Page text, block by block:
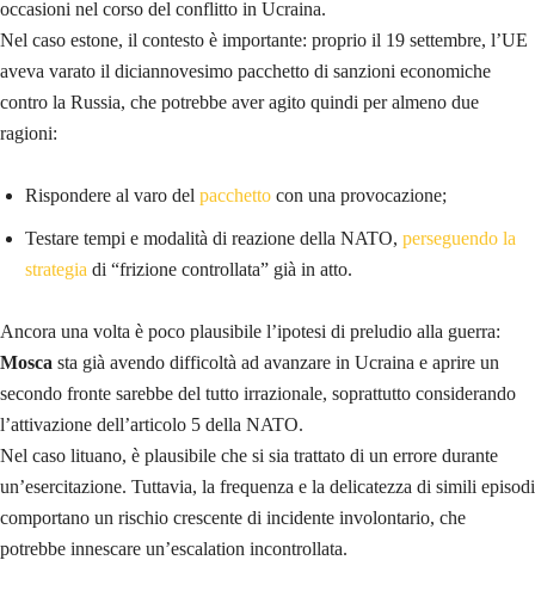
occasioni nel corso del conflitto in Ucraina.
Nel caso estone, il contesto è importante: proprio il 19 settembre, l’UE
aveva varato il diciannovesimo pacchetto di sanzioni economiche
contro la Russia, che potrebbe aver agito quindi per almeno due
ragioni:
Rispondere al varo del pacchetto con una provocazione;
Testare tempi e modalità di reazione della NATO, perseguendo la
strategia di “frizione controllata” già in atto.
Ancora una volta è poco plausibile l’ipotesi di preludio alla guerra:
Mosca sta già avendo difficoltà ad avanzare in Ucraina e aprire un
secondo fronte sarebbe del tutto irrazionale, soprattutto considerando
l’attivazione dell’articolo 5 della NATO.
Nel caso lituano, è plausibile che si sia trattato di un errore durante
un’esercitazione. Tuttavia, la frequenza e la delicatezza di simili episodi
comportano un rischio crescente di incidente involontario, che
potrebbe innescare un’escalation incontrollata.